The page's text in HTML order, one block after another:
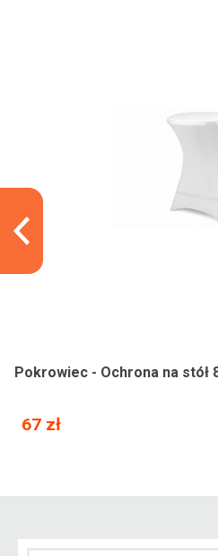
Pokrowiec - Ochrona na stół
67 zł